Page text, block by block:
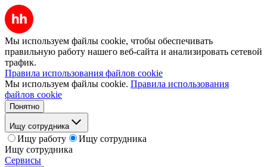
Мы используем файлы cookie, чтобы обеспечивать
правильную работу нашего веб-сайта и анализировать сетевой
трафик.
Правила использования файлов cookie
Мы используем файлы cookie. Правила использования
файлов cookie
Понятно
Ищу сотрудника
Ищу работу
Ищу сотрудника
Ищу сотрудника
Сервисы